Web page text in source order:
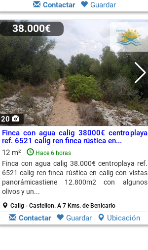
Contactar Guardar
20
38.000€
Finca con agua calig 38000€ centroplaya
ref. 6521 calig ren finca rústica en...
12 m²
Hace 6 horas
Finca con agua calig 38.000€ centroplaya ref.
6521 calig ren finca rústica en calig con vistas
panorámicastiene 12.800m2 con algunos
olivos y un...
Calig - Castellon. A 7 Kms. de Benicarlo
Contactar Guardar Ubicación